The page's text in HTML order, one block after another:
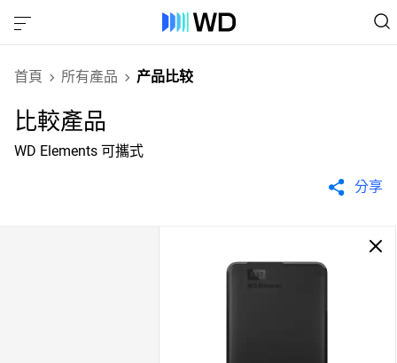
首頁 所有產品 产品比较
比較產品
WD Elements 可攜式
分享